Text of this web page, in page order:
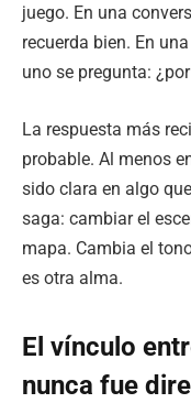
juego. En una
recuerda bien. En
uno se pregunta:
La respuesta más
probable. Al menos
sido clara en algo
saga: cambiar el
mapa. Cambia el
es otra alma.
El vínculo
nunca fue